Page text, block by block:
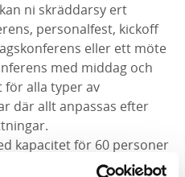
ni skräddarsy ert
personalfest, kickoff
eller ett möte
med middag och
för alla typer av
där alltanpassas efter
kapacitetför 60 personer
av schlagerkungen